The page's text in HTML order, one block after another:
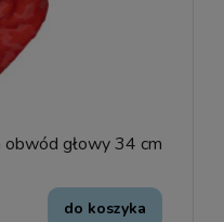
głowy 34 cm
do koszyka